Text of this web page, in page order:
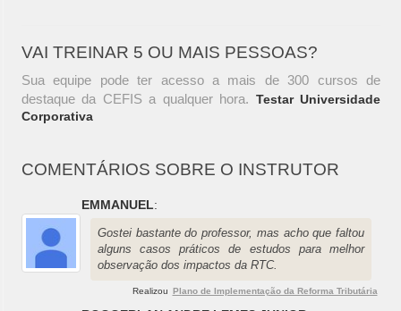
VAI TREINAR 5 OU MAIS PESSOAS?
Sua equipe pode ter acesso a mais de 300 cursos de
destaque da CEFIS a qualquer hora. Testar Universidade
Corporativa
COMENTÁRIOS SOBRE O INSTRUTOR
EMMANUEL:
Gostei bastante do professor, mas acho que faltou
alguns casos práticos de estudos para melhor
observação dos impactos da RTC.
Realizou Plano de Implementação da Reforma Tributária